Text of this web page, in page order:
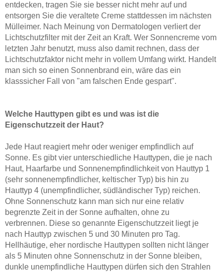
entdecken, tragen Sie sie besser nicht mehr auf und
entsorgen Sie die veraltete Creme stattdessen im nächsten
Mülleimer. Nach Meinung von Dermatologen verliert der
Lichtschutzfilter mit der Zeit an Kraft. Wer Sonnencreme vom
letzten Jahr benutzt, muss also damit rechnen, dass der
Lichtschutzfaktor nicht mehr in vollem Umfang wirkt. Handelt
man sich so einen Sonnenbrand ein, wäre das ein
klasssicher Fall von "am falschen Ende gespart".
Welche Hauttypen gibt es und was ist die
Eigenschutzzeit der Haut?
Jede Haut reagiert mehr oder weniger empfindlich auf
Sonne. Es gibt vier unterschiedliche Hauttypen, die je nach
Haut, Haarfarbe und Sonnenempfindlichkeit von Hauttyp 1
(sehr sonnenempfindlicher, keltischer Typ) bis hin zu
Hauttyp 4 (unempfindlicher, südländischer Typ) reichen.
Ohne Sonnenschutz kann man sich nur eine relativ
begrenzte Zeit in der Sonne aufhalten, ohne zu
verbrennen. Diese so genannte Eigenschutzzeit liegt je
nach Hauttyp zwischen 5 und 30 Minuten pro Tag.
Hellhäutige, eher nordische Hauttypen sollten nicht länger
als 5 Minuten ohne Sonnenschutz in der Sonne bleiben,
dunkle unempfindliche Hauttypen dürfen sich den Strahlen